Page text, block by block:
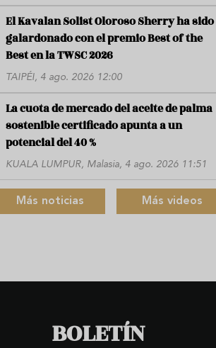
El Kavalan Solist Oloroso Sherry ha sido
galardonado con el premio Best of the
Best en la TWSC 2026
TAIPÉI, 4 ago. 2026 12:00
La cuota de mercado del aceite de palma
sostenible certificado apunta a un
potencial del 40 %
KUALA LUMPUR, Malasia, 4 ago. 2026 11:51
Más noticias Más videos
BOLETÍN